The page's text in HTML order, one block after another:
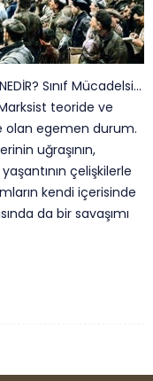
Sınıf Mücadelsi...
teoride ve
olan egemen durum.
uğraşının,
çelişkilerle
kendi içerisinde
da bir savaşımı